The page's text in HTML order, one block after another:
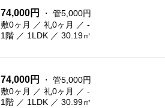
74,000円
・ 管5,000円
敷0ヶ月 ／ 礼0ヶ月 ／ -
1階 ／ 1LDK ／ 30.19㎡
74,000円
・ 管5,000円
敷0ヶ月 ／ 礼0ヶ月 ／ -
1階 ／ 1LDK ／ 30.99㎡